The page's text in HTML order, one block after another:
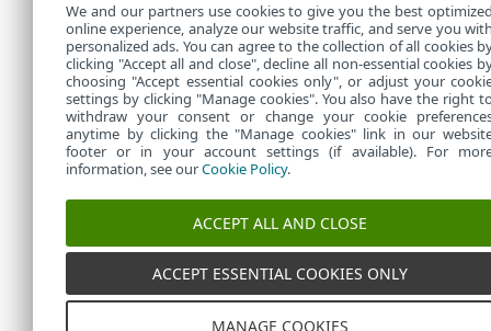
We and our partners use cookies to give you the best
online experience, analyze our website traffic, and serve you
personalized ads. You can agree to the collection of all cookies
clicking "Accept all and close", decline all non-essential cookies
choosing "Accept essential cookies only", or adjust your
settings by clicking "Manage cookies". You also have the right
withdraw your consent or change your cookie
anytime by clicking the "Manage cookies" link in our
footer or in your account settings (if available). For
information, see ourCookie Policy.
ACCEPT ALL AND CLOSE
ACCEPT ESSENTIAL COOKIES ONLY
MANAGE COOKIES